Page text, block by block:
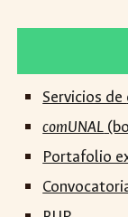
Servicios de
comUNAL
Portafolio